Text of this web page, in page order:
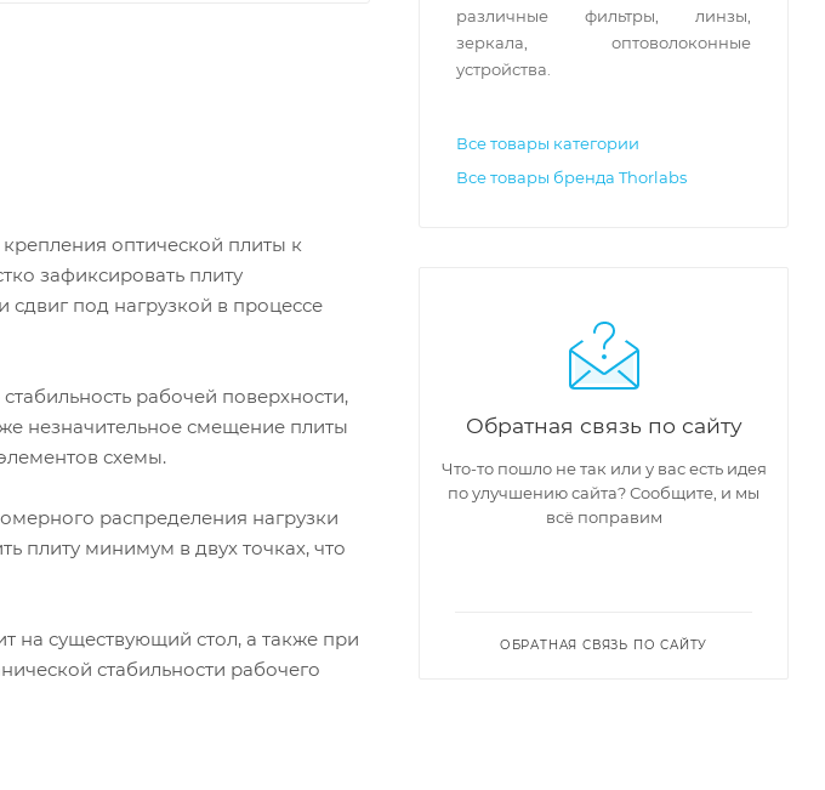
оптической плиты к
зафиксировать плиту
под нагрузкой в процессе
рабочей поверхности,
незначительное смещение плиты
схемы.
распределения нагрузки
плиту минимум в двух точках, что
на существующий стол, а также при
стабильности рабочего
различные фильтры, линзы,
зеркала, оптоволоконные
устройства.
Все товары категории
Все товары бренда Thorlabs
Обратная связь по сайту
Что-то пошло не так или у вас есть идея
по улучшению сайта? Сообщите, и мы
всё поправим
ОБРАТНАЯ СВЯЗЬ ПО САЙТУ